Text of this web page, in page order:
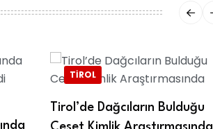
TIROL
Tirol’de Dağcıların Bulduğu